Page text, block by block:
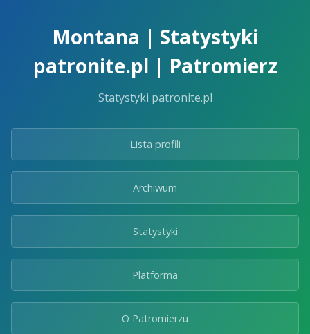
Montana | Statystyki
patronite.pl | Patromierz
Statystyki patronite.pl
Lista profili
Archiwum
Statystyki
Platforma
O Patromierzu